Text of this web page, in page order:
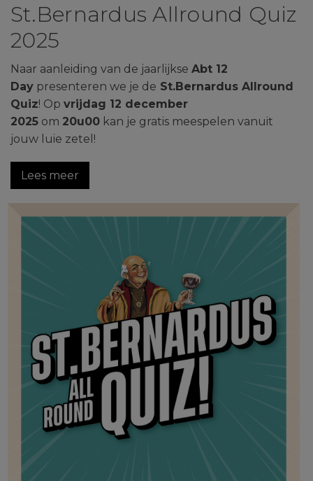
St.Bernardus Allround Quiz
2025
Naar aanleiding van de jaarlijkse Abt 12
Day presenteren we je de St.Bernardus Allround
Quiz! Op vrijdag 12 december
2025 om 20u00 kan je gratis meespelen vanuit
jouw luie zetel!
Lees meer